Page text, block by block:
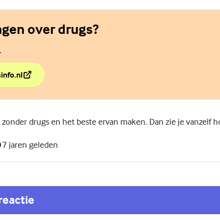
over drugs?
over drugs?
zonder drugs en het beste ervan maken. Dan zie je vanzelf
7 jaren geleden